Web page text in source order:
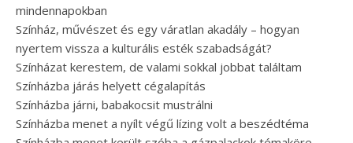
mindennapokban
Színház, művészet és egy váratlan akadály – hogyan
nyertem vissza a kulturális esték szabadságát?
Színházat kerestem, de valami sokkal jobbat találtam
Színházba járás helyett cégalapítás
Színházba járni, babakocsit mustrálni
Színházba menet a nyílt végű lízing volt a beszédtéma